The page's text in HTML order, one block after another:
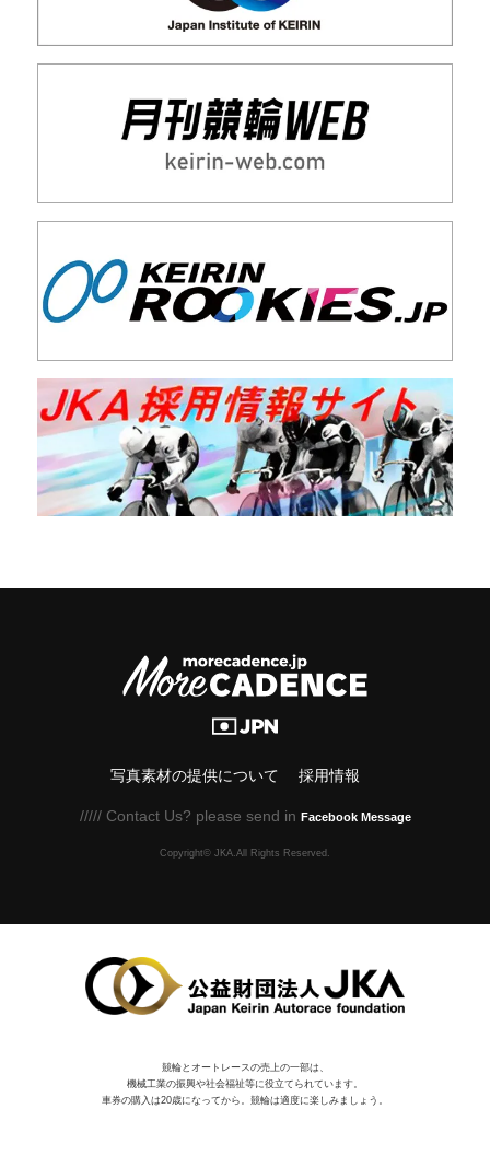
写真素材の提供について 採用情報
///// Contact Us? please send in Facebook Message
Copyright© JKA.All Rights Reserved.
競輪とオートレースの売上の一部は、
機械⼯業の振興や社会福祉等に役⽴てられています。
車券の購入は20歳になってから。競輪は適度に楽しみましょう。